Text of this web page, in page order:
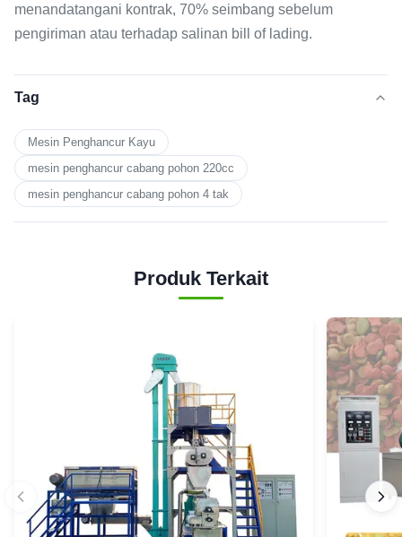
menandatangani kontrak, 70% seimbang sebelum
pengiriman atau terhadap salinan bill of lading.
Tag
Mesin Penghancur Kayu
mesin penghancur cabang pohon 220cc
mesin penghancur cabang pohon 4 tak
Produk Terkait